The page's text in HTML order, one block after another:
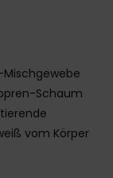
Schaum
vom Körper